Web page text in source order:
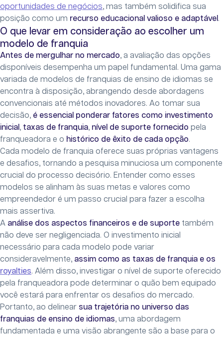
oportunidades de negócios, mas também solidifica sua
posição como um recurso educacional valioso e adaptável .
O que levar em consideração ao escolher um
modelo de franquia
Antes de mergulhar no mercado, a avaliação das opções
disponíveis desempenha um papel fundamental. Uma gama
variada de modelos de franquias de ensino de idiomas se
encontra à disposição, abrangendo desde abordagens
convencionais até métodos inovadores. Ao tomar sua
decisão, é essencial ponderar fatores como investimento
inicial , taxas de franquia, nível de suporte fornecido pela
franqueadora e o histórico de êxito de cada opção.
Cada modelo de franquia oferece suas próprias vantagens
e desafios, tornando a pesquisa minuciosa um componente
crucial do processo decisório. Entender como esses
modelos se alinham às suas metas e valores como
empreendedor é um passo crucial para fazer a escolha
mais assertiva.
A análise dos aspectos financeiros e de suporte também
não deve ser negligenciada. O investimento inicial
necessário para cada modelo pode variar
consideravelmente, assim como as taxas de franquia e os
royalties. Além disso, investigar o nível de suporte oferecido
pela franqueadora pode determinar o quão bem equipado
você estará para enfrentar os desafios do mercado.
Portanto, ao delinear sua trajetória no universo das
franquias de ensino de idiomas, uma abordagem
fundamentada e uma visão abrangente são a base para o